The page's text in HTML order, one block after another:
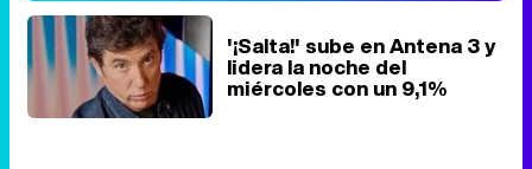
'¡Salta!' sube en Antena 3 y
lidera la noche del
miércoles con un 9,1%